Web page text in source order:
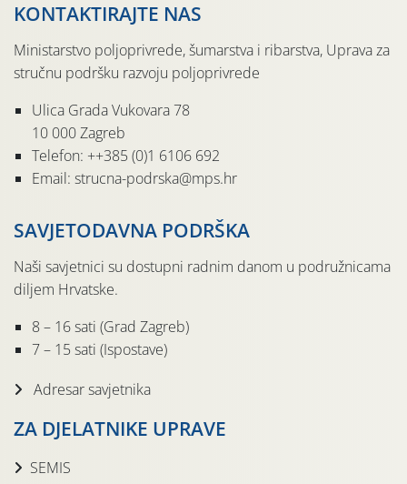
KONTAKTIRAJTE NAS
Ministarstvo poljoprivrede, šumarstva i ribarstva, Uprava za
stručnu podršku razvoju poljoprivrede
Ulica Grada Vukovara 78
10 000 Zagreb
Telefon: ++385 (0)1 6106 692
Email: strucna-podrska@mps.hr
SAVJETODAVNA PODRŠKA
Naši savjetnici su dostupni radnim danom u podružnicama
diljem Hrvatske.
8 – 16 sati (Grad Zagreb)
7 – 15 sati (Ispostave)
Adresar savjetnika
ZA DJELATNIKE UPRAVE
SEMIS